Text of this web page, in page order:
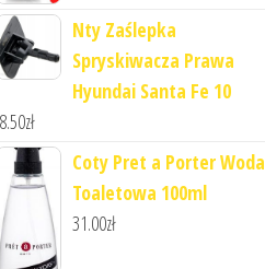
Nty Zaślepka
Spryskiwacza Prawa
Hyundai Santa Fe 10
zł
Coty Pret a Porter Woda
Toaletowa 100ml
31.00zł